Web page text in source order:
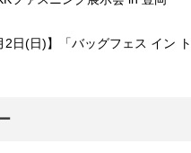
2日(日)】「バッグフェス イン